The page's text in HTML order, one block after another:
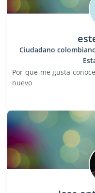
Ciudadano
Por que me gusta
nuevo